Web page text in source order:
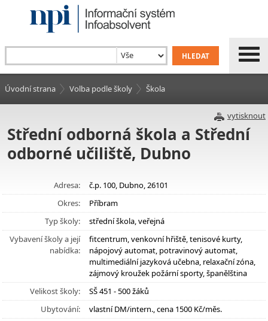
Úvodní strana Volba podle školy Škola
vytisknout
Střední odborná škola a Střední
odborné učiliště, Dubno
Adresa:
č.p. 100, Dubno, 26101
Okres:
Příbram
Typ školy:
střední škola, veřejná
Vybavení školy a její
nabídka:
fitcentrum, venkovní hřiště, tenisové kurty,
nápojový automat, potravinový automat,
multimediální jazyková učebna, relaxační zóna,
zájmový kroužek požární sporty, španělština
Velikost školy:
SŠ 451 - 500 žáků
Ubytování:
vlastní DM/intern., cena 1500 Kč/měs.